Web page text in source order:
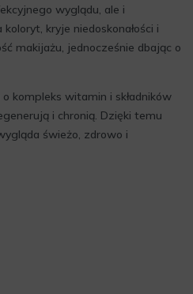
wyglądu, ale i
kryje niedoskonałości i
makijażu, jednocześnie dbając o
kompleks witamin i składników
i chronią. Dzięki temu
świeżo, zdrowo i